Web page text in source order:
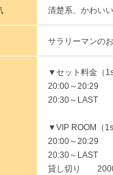
清楚系、かわい
サラリーマンの
▼セット料金（
20:00～20:29
20:30～LAST
▼VIP ROOM（
20:00～20:29
20:30～LAST
貸し切り